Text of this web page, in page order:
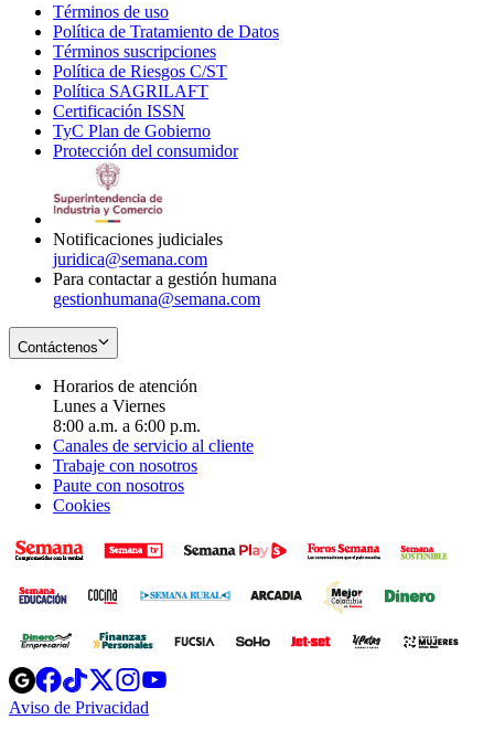
Términos de uso
in
new
window
Política de Tratamiento de Datos
Términos suscripciones
in
Política de Riesgos C/ST
Política SAGRILAFT
new
window
Certificación ISSN
in
new
TyC Plan de Gobierno
in
Protección del consumidorOpens
Notificaciones judiciales
juridica@semana.com
Para contactar a gestión humana
gestionhumana@semana.com
Contáctenos
Horarios de atención
Lunes a Viernes
8:00 a.m. a 6:00 p.m.
Canales de servicio al cliente
Trabaje con nosotros
Paute con nosotros
Cookies
Opens
in
new
Opens
in
new
Opens
in
new
Opens
new
Aviso de Privacidad